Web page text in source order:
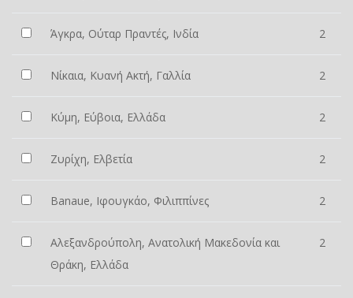
Άγκρα, Ούταρ Πραντές, Ινδία 2
Νίκαια, Κυανή Ακτή, Γαλλία 2
Κύμη, Εύβοια, Ελλάδα 2
Ζυρίχη, Ελβετία 2
Banaue, Ιφουγκάο, Φιλιππίνες 2
Αλεξανδρούπολη, Ανατολική Μακεδονία και
Θράκη, Ελλάδα
2